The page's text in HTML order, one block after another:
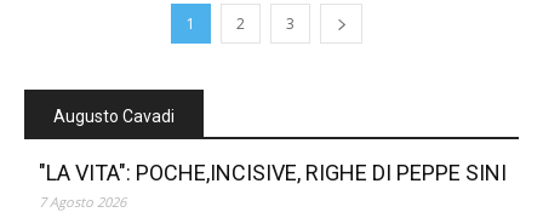
1 2 3
Augusto Cavadi
"LA VITA": POCHE,INCISIVE, RIGHE DI PEPPE SINI
7 Agosto 2026